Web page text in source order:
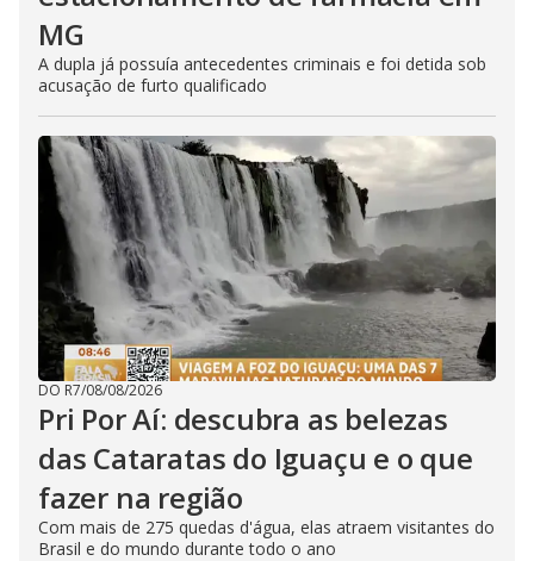
MG
A dupla já possuía antecedentes criminais e foi detida sob
acusação de furto qualificado
DO R7/08/08/2026
Pri Por Aí: descubra as belezas
das Cataratas do Iguaçu e o que
fazer na região
Com mais de 275 quedas d'água, elas atraem visitantes do
Brasil e do mundo durante todo o ano